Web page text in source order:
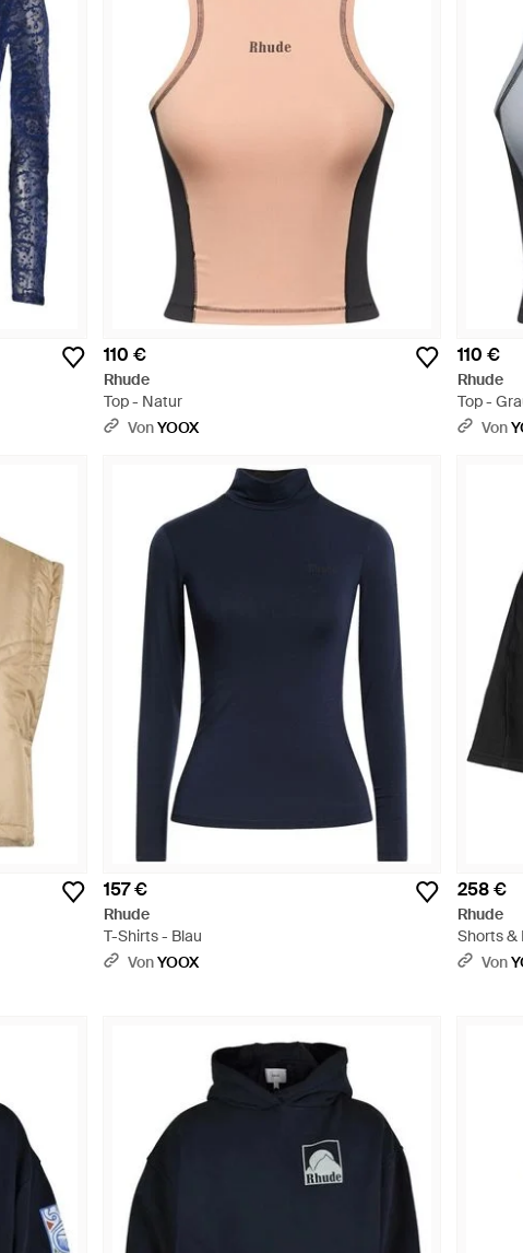
110 €
Rhude
Top - Natur
VonYOOX
110 €
Rhude
Top -
Von
157 €
Rhude
T-Shirts - Blau
VonYOOX
258 €
Rhude
Shorts &
Von